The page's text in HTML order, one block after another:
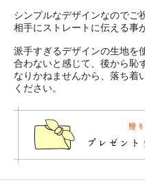
シンプルなデザインなのでご
相手にストレートに伝える事
派手すぎるデザインの生地を
合わないと感じて、後から恥
なりかねませんから、落ち着
ください。